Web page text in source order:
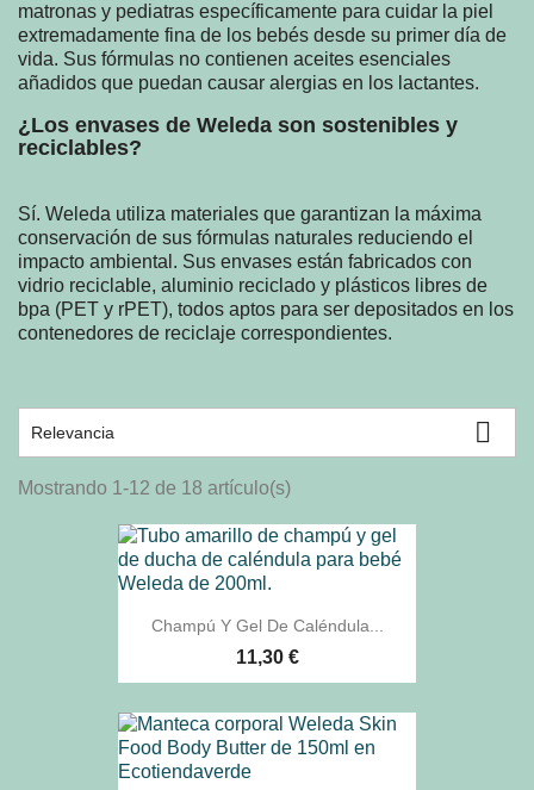
matronas y pediatras específicamente para cuidar la piel
extremadamente fina de los bebés desde su primer día de
vida. Sus fórmulas no contienen aceites esenciales
añadidos que puedan causar alergias en los lactantes.
¿Los envases de Weleda son sostenibles y
reciclables?
Sí. Weleda utiliza materiales que garantizan la máxima
conservación de sus fórmulas naturales reduciendo el
impacto ambiental. Sus envases están fabricados con
vidrio reciclable, aluminio reciclado y plásticos libres de
bpa (PET y rPET), todos aptos para ser depositados en los
contenedores de reciclaje correspondientes.
Relevancia 
Mostrando 1-12 de 18 artículo(s)
Champú Y Gel De Caléndula...
11,30 €